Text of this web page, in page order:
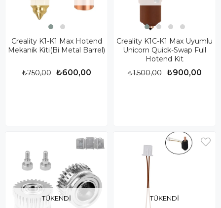
Creality K1-K1 Max Hotend
Mekanik Kiti(Bi Metal Barrel)
₺600,00
₺750,00
Creality K1C-K1 Max Uyumlu
Unicorn Quick-Swap Full
Hotend Kit
₺900,00
₺1.500,00
TÜKENDI TÜKENDI